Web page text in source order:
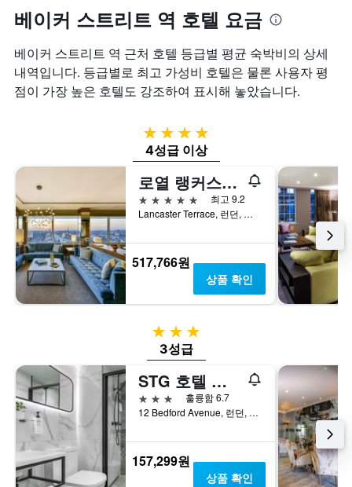
베이커 스트리트 역 호텔 요금
베이커 스트리트 역 근처 호텔 등급별 평균 숙박비의 상세
내역입니다. 등급별로 최고 가성비 호텔은 물론 사용자 평
점이 가장 높은 호텔도 강조하여 표시해 놓았습니다.
4성급
4성급 이상
로열 랭커스터 런던
5성급
최고 9.2
Lancaster Terrace, 런던, 영국
517,766원
상품 확인
3성급
3성급
STG 호텔 런던 옥스퍼드 스트리트
3성급
훌륭함 6.7
12 Bedford Avenue, 런던, 영국
157,299원
상품 확인